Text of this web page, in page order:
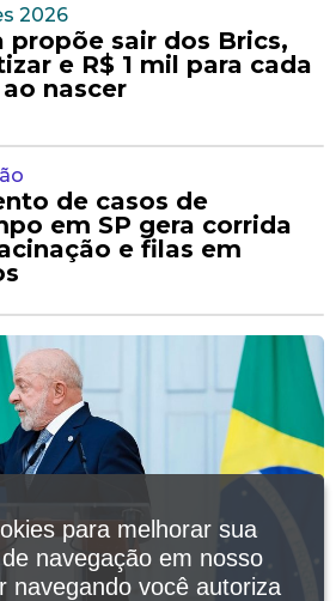
2026
propõe sair dos Brics,
e R$ 1 mil para cada
nascer
de casos de
em SP gera corrida
e filas em
para melhorar sua
navegação em nosso
navegando você autoriza